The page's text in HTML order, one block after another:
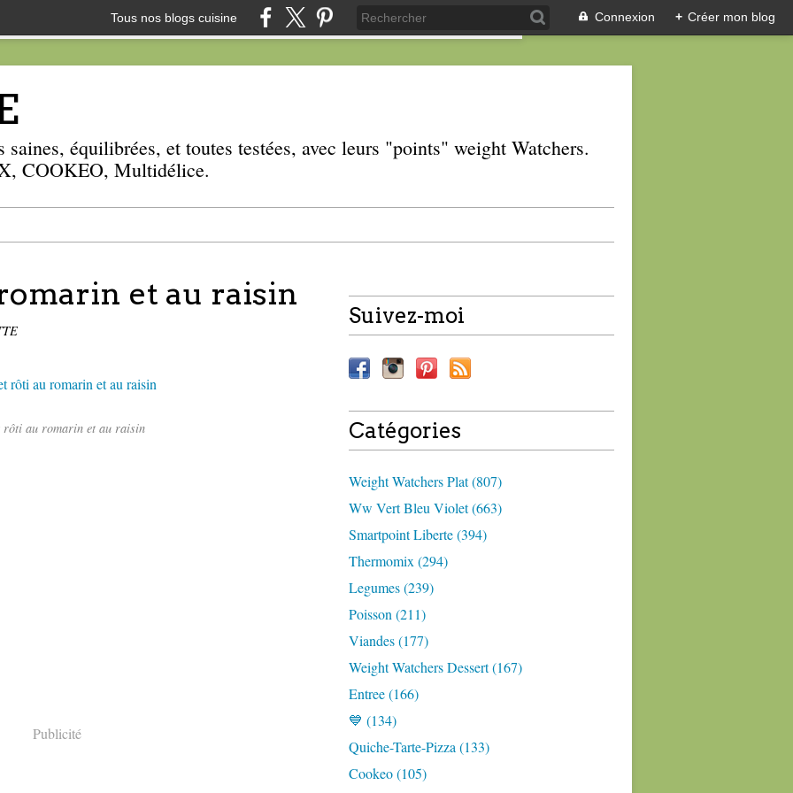
Tous nos blogs cuisine Connexion + Créer mon blog
saines, équilibrées, et toutes testées, avec leurs "points" weight Watchers.
COOKEO, Multidélice.
et au raisin
rôti au romarin et au raisin
Publicité
Suivez-moi
Catégories
Weight Watchers Plat (807)
Ww Vert Bleu Violet (663)
Smartpoint Liberte (394)
Thermomix (294)
Legumes (239)
Poisson (211)
Viandes (177)
Weight Watchers Dessert (167)
Entree (166)
💙 (134)
Quiche-Tarte-Pizza (133)
Cookeo (105)